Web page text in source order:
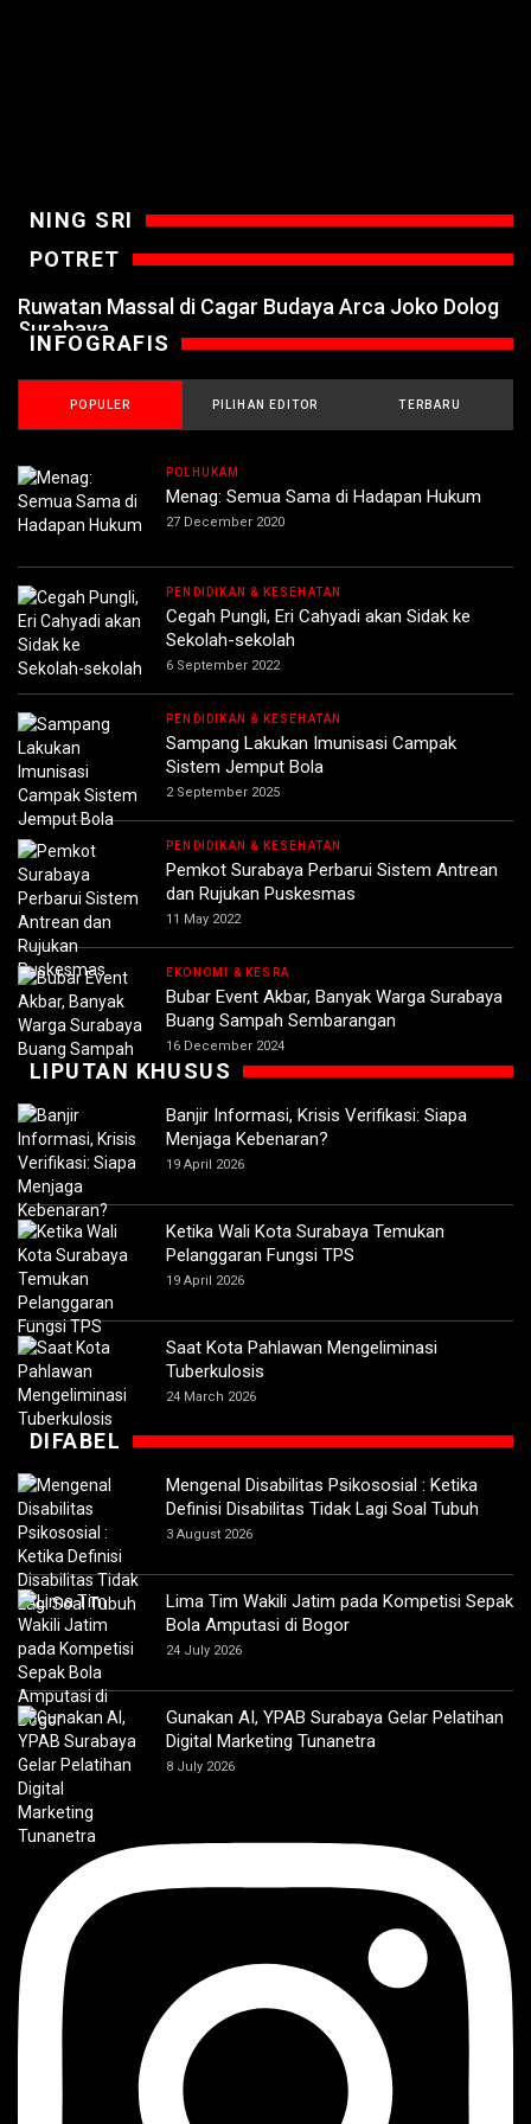
NING SRI
POTRET
Ruwatan Massal di Cagar Budaya Arca Joko Dolog
Surabaya
INFOGRAFIS
POPULER PILIHAN EDITOR TERBARU
POLHUKAM
Menag: Semua Sama di Hadapan Hukum
27 December 2020
PENDIDIKAN & KESEHATAN
Cegah Pungli, Eri Cahyadi akan Sidak ke
Sekolah-sekolah
6 September 2022
PENDIDIKAN & KESEHATAN
Sampang Lakukan Imunisasi Campak
Sistem Jemput Bola
2 September 2025
PENDIDIKAN & KESEHATAN
Pemkot Surabaya Perbarui Sistem Antrean
dan Rujukan Puskesmas
11 May 2022
EKONOMI & KESRA
Bubar Event Akbar, Banyak Warga Surabaya
Buang Sampah Sembarangan
16 December 2024
LIPUTAN KHUSUS
Banjir Informasi, Krisis Verifikasi: Siapa
Menjaga Kebenaran?
19 April 2026
Ketika Wali Kota Surabaya Temukan
Pelanggaran Fungsi TPS
19 April 2026
Saat Kota Pahlawan Mengeliminasi
Tuberkulosis
24 March 2026
DIFABEL
Mengenal Disabilitas Psikososial : Ketika
Definisi Disabilitas Tidak Lagi Soal Tubuh
3 August 2026
Lima Tim Wakili Jatim pada Kompetisi Sepak
Bola Amputasi di Bogor
24 July 2026
Gunakan AI, YPAB Surabaya Gelar Pelatihan
Digital Marketing Tunanetra
8 July 2026